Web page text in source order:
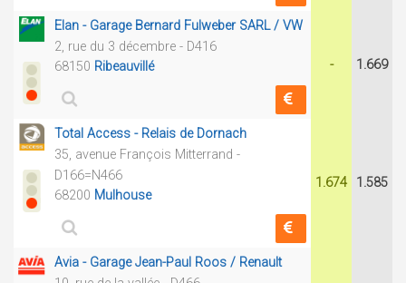
Elan - Garage Bernard Fulweber SARL / VW
2, rue du 3 décembre - D416
68150 Ribeauvillé - 1.669
Total Access - Relais de Dornach
35, avenue François Mitterrand -
D166=N466
68200 Mulhouse
1.674 1.585
Avia - Garage Jean-Paul Roos / Renault